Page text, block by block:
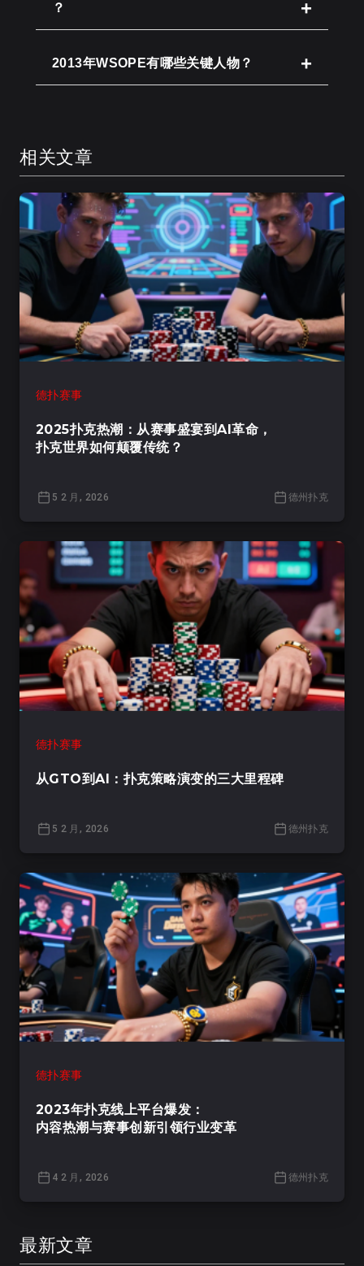
？
2013年WSOPE有哪些关键人物？
相关文章
德扑赛事
2025扑克热潮：从赛事盛宴到AI革命，
扑克世界如何颠覆传统？
5 2 月, 2026 德州扑克
德扑赛事
从GTO到AI：扑克策略演变的三大里程碑
5 2 月, 2026 德州扑克
德扑赛事
2023年扑克线上平台爆发：
内容热潮与赛事创新引领行业变革
4 2 月, 2026 德州扑克
最新文章